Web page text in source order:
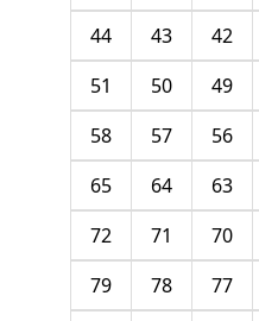
42
43
44
49
50
51
56
57
58
63
64
65
70
71
72
77
78
79